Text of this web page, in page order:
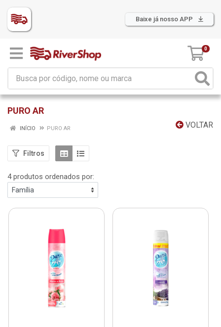
Baixe já nosso APP
0
PURO AR
VOLTAR
INÍCIO PURO AR
Filtros
4 produtos ordenados por: